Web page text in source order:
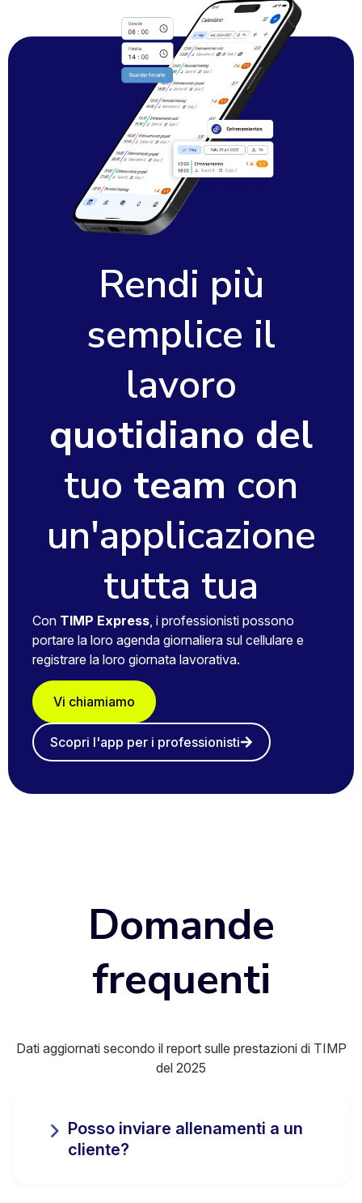
Rendi più
semplice il
lavoro
quotidiano del
tuo team con
un'applicazione
tutta tua
Con TIMP Express, i professionisti possono
portare la loro agenda giornaliera sul cellulare e
registrare la loro giornata lavorativa.
Vi chiamiamo
Scopri l'app per i professionisti
Domande
frequenti
Dati aggiornati secondo il report sulle prestazioni di TIMP
del 2025
Posso inviare allenamenti a un
cliente?